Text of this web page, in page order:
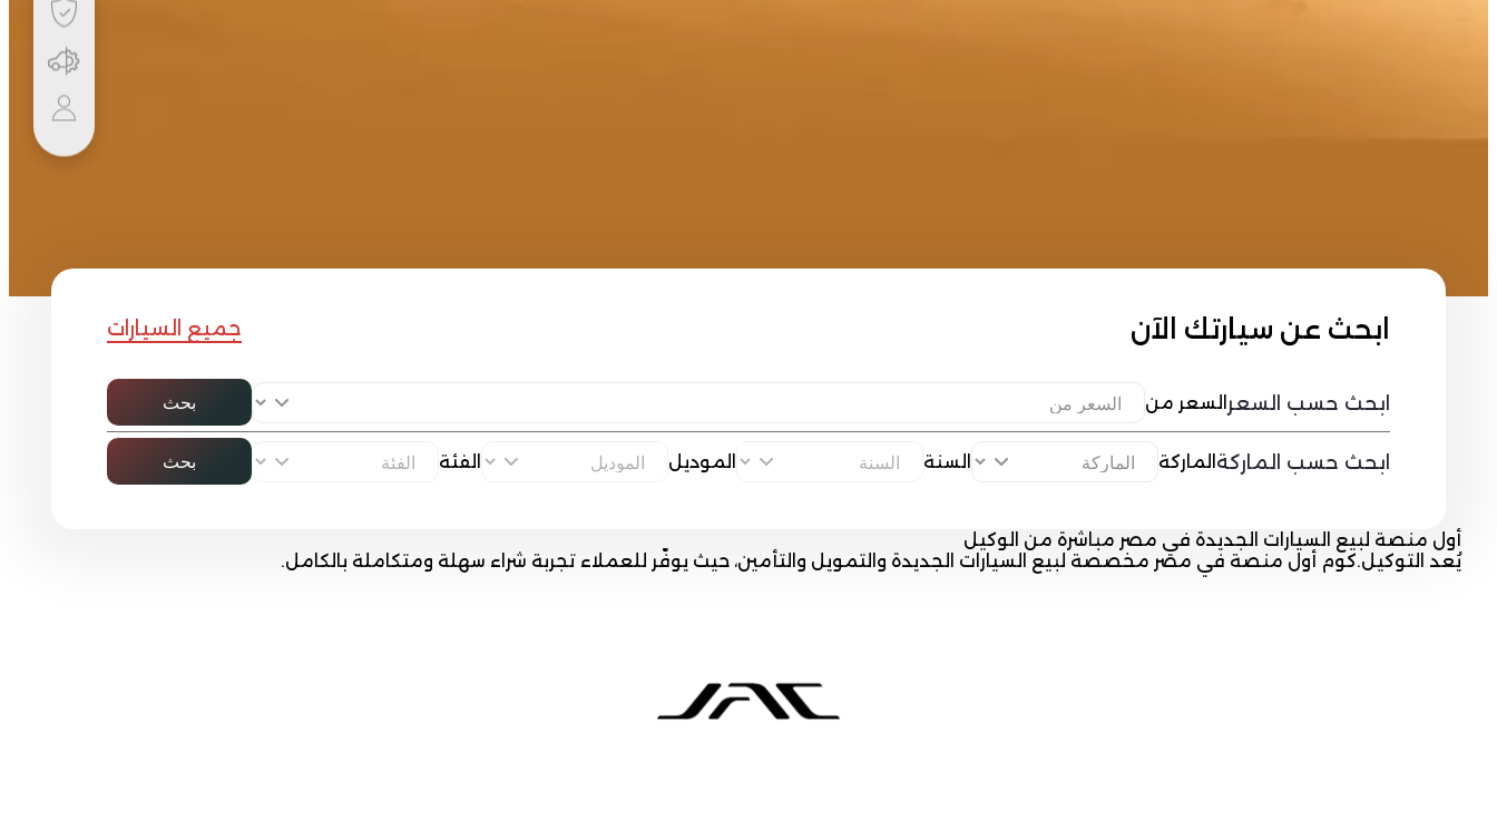
ابحث عن سيارتك الآن جميع السيارات
ابحث حسب السعر السعر من بحث
ابحث حسب الماركة الماركة السنة الموديل الفئة بحث
أول منصة لبيع السيارات الجديدة في مصر مباشرة من الوكيل
يُعد التوكيل.كوم أول منصة في مصر مخصصة لبيع السيارات الجديدة والتمويل والتأمين، حيث يوفّر للعملاء تجربة شراء سهلة ومتكاملة بالكامل.